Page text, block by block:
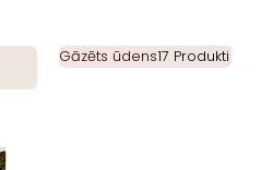
Gāzēts ūdens17 Produkti